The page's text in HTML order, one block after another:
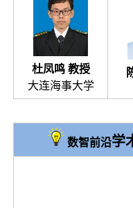
杜凤鸣 教授
大连海事大学
数智前沿学